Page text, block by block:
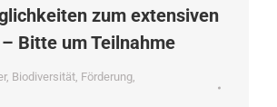
zum extensiven
Bitte um Teilnahme
, Biodiversität Förderung